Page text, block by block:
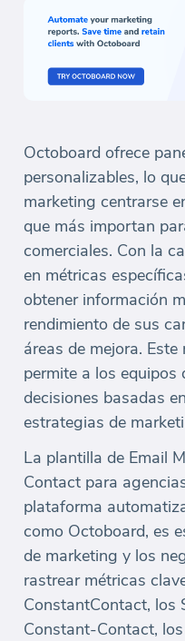
Octoboard ofrece
personalizables, lo
marketing centrarse
que más importan
comerciales. Con la
en métricas
obtener información
rendimiento de sus
áreas de mejora.
permite a los
decisiones basadas
estrategias de
La plantilla de Email
Contact para
plataforma
como Octoboard, es
de marketing y los
rastrear métricas
ConstantContact, los
Constant-Contact,